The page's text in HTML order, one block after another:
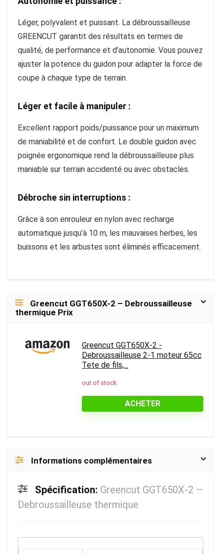
Léger, polyvalent et puissant. La débroussailleuse
GREENCUT garantit des résultats en termes de
qualité, de performance et d’autonomie. Vous pouvez
ajuster la potence du guidon pour adapter la force de
coupe à chaque type de terrain.
Léger et facile à manipuler :
Excellent rapport poids/puissance pour un maximum
de maniabilité et de confort. Le double guidon avec
poignée ergonomique rend la débroussailleuse plus
maniable sur terrain accidenté ou avec obstacles.
Débroche sin interruptions :
Grâce à son enrouleur en nylon avec recharge
automatique jusqu’à 10 m, les mauvaises herbes, les
buissons et les arbustes sont éliminés efficacement.
Greencut GGT650X-2 – Debroussailleuse
thermique Prix
Greencut GGT650X-2 -
Debroussailleuse 2-1 moteur 65cc
Tete de fils,...
out of stock
ACHETER
Informations complémentaires
Spécification: Greencut GGT650X-2 –
Debroussailleuse thermique